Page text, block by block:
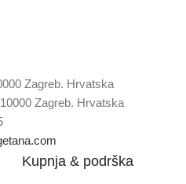
Zagreb. Hrvatska
Zagreb. Hrvatska
Kupnja & podrška